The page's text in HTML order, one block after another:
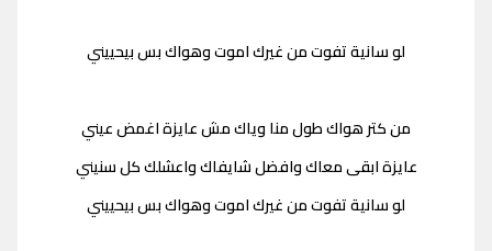
لو سانية تفوت من غيرك اموت وهواك بس بيحييني
من كتر هواك طول منا وياك مش عايزة اغمض عيني
عايزة ابقى معاك وافضل شايفاك واعشلك كل سنيني
لو سانية تفوت من غيرك اموت وهواك بس بيحييني